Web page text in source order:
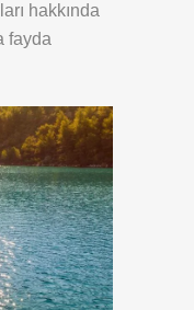
hakkında
fayda